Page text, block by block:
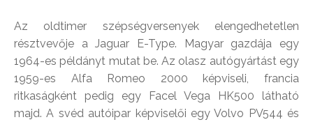
Az oldtimer szépségversenyek elengedhetetlen
résztvevője a Jaguar E-Type. Magyar gazdája egy
1964-es példányt mutat be. Az olasz autógyártást egy
1959-es Alfa Romeo 2000 képviseli, francia
ritkaságként pedig egy Facel Vega HK500 látható
majd. A svéd autóipar képviselői egy Volvo PV544 és